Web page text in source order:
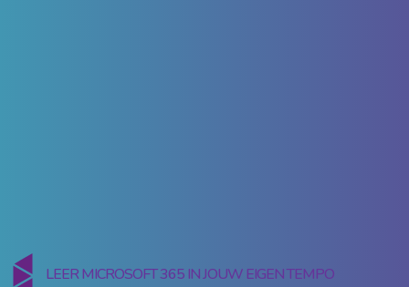
LEER MICROSOFT 365 IN JOUW EIGEN TEMPO